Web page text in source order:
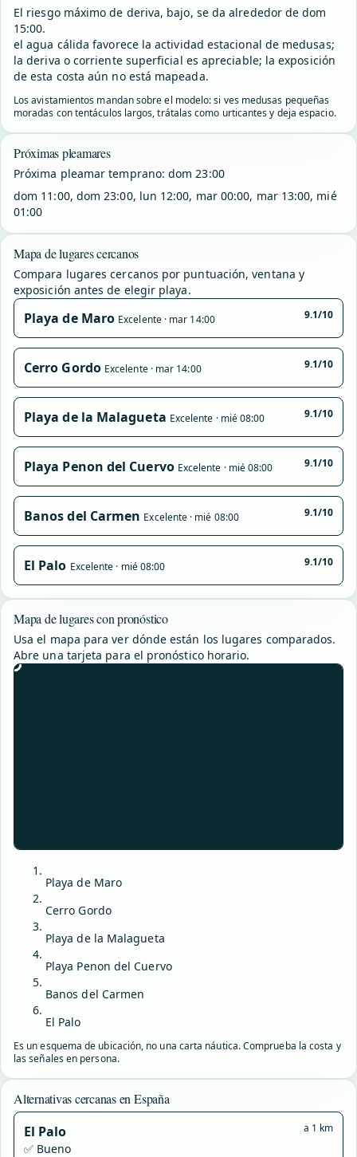
El riesgo máximo de deriva, bajo, se da alrededor de dom
15:00.
el agua cálida favorece la actividad estacional de medusas;
la deriva o corriente superficial es apreciable; la exposición
de esta costa aún no está mapeada.
Los avistamientos mandan sobre el modelo: si ves medusas pequeñas
moradas con tentáculos largos, trátalas como urticantes y deja espacio.
Próximas pleamares
Próxima pleamar temprano: dom 23:00
dom 11:00, dom 23:00, lun 12:00, mar 00:00, mar 13:00, mié
01:00
Mapa de lugares cercanos
Compara lugares cercanos por puntuación, ventana y
exposición antes de elegir playa.
Playa de Maro Excelente · mar 14:00 9.1/10
Cerro Gordo Excelente · mar 14:00 9.1/10
Playa de la Malagueta Excelente · mié 08:00 9.1/10
Playa Penon del Cuervo Excelente · mié 08:00 9.1/10
Banos del Carmen Excelente · mié 08:00 9.1/10
El Palo Excelente · mié 08:00 9.1/10
Mapa de lugares con pronóstico
Usa el mapa para ver dónde están los lugares comparados.
Abre una tarjeta para el pronóstico horario.
Playa de Maro
Cerro Gordo
Playa de la Malagueta
Playa Penon del Cuervo
Banos del Carmen
El Palo
Es un esquema de ubicación, no una carta náutica. Comprueba la costa y
las señales en persona.
Alternativas cercanas en España
El Palo a 1 km
✅ Bueno